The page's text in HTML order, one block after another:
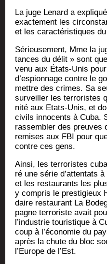
La juge Lenard a
exac­te­ment les
et les carac­té­ris­tiques
Sérieu­se­ment, Mme la
tances du délit » sont
venu aux États-Unis
d’espionnage contre le
mettre des crimes. Sa
sur­veiller les ter­ro­ristes
ni­té aux Etats-Unis, et
civils inno­cents à Cuba.
ras­sem­bler des preuves
remises aux FBI pour
contre ces gens.
Ain­si, les ter­ro­ristes
ré une série d’attentats
et les res­tau­rants les
y com­pris le pres­ti­gieux
daire res­tau­rant La
pagne ter­ro­riste avait
l’industrie tou­ris­tique à
coup à l’économie du
après la chute du bloc
l’Europe de l’Est.